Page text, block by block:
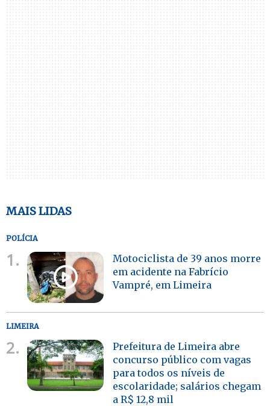
MAIS LIDAS
POLÍCIA
1.
Motociclista de 39 anos morre
em acidente na Fabrício
Vampré, em Limeira
LIMEIRA
2.
Prefeitura de Limeira abre
concurso público com vagas
para todos os níveis de
escolaridade; salários chegam
a R$ 12,8 mil